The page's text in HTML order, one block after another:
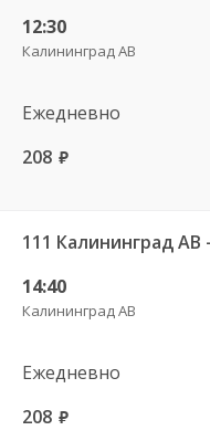
12:30
Калининград АВ
Ежедневно
208 руб.
111 Калининград
14:40
Калининград АВ
Ежедневно
208 руб.